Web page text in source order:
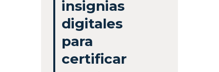
insignias
digitales
para
certificar